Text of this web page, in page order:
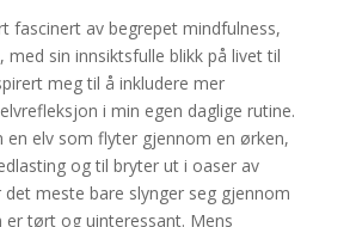
fascinert av begrepet mindfulness,
med sin innsiktsfulle blikk på livet til
meg til å inkludere mer
i min egen daglige rutine.
en elv som flyter gjennom en ørken,
og til bryter ut i oaser av
meste bare slynger seg gjennom
er tørt og uinteressant. Mens